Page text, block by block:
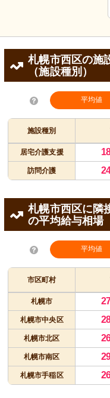
札幌市西区の施
（施設種別）
平均値
施設種別
居宅介護支援
訪問介護
札幌市西区に隣
の平均給与相場
平均値
市区町村
札幌市
札幌市中央区
札幌市北区
札幌市南区
札幌市手稲区